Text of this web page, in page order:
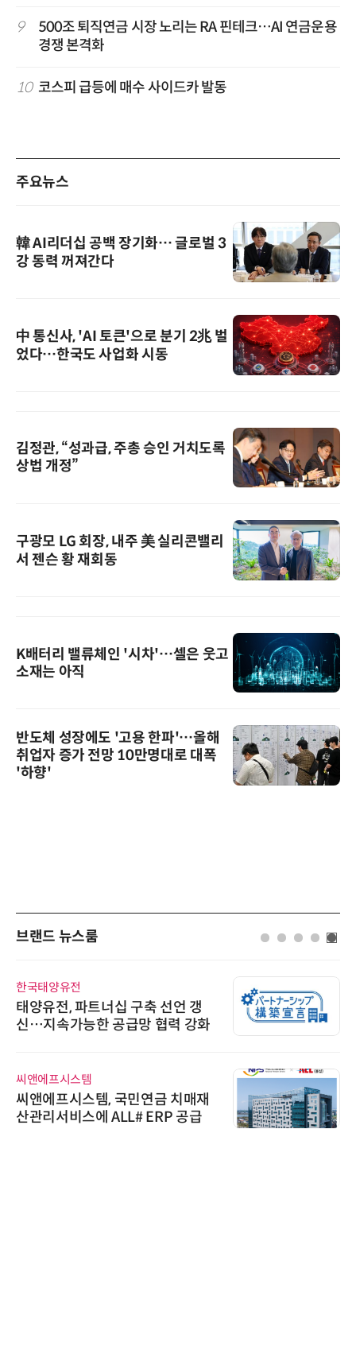
9
500조 퇴직연금 시장 노리는 RA 핀테크…AI 연금운용
경쟁 본격화
10 코스피 급등에 매수 사이드카 발동
주요뉴스
韓 AI리더십 공백 장기화… 글로벌 3
강 동력 꺼져간다
中 통신사, 'AI 토큰'으로 분기 2兆 벌
었다…한국도 사업화 시동
김정관, “성과급, 주총 승인 거치도록
상법 개정”
구광모 LG 회장, 내주 美 실리콘밸리
서 젠슨 황 재회동
K배터리 밸류체인 '시차'…셀은 웃고
소재는 아직
반도체 성장에도 '고용 한파'…올해
취업자 증가 전망 10만명대로 대폭
'하향'
브랜드 뉴스룸
한국태양유전
태양유전, 파트너십 구축 선언 갱
신…지속가능한 공급망 협력 강화
씨앤에프시스템
씨앤에프시스템, 국민연금 치매재
산관리서비스에 ALL# ERP 공급